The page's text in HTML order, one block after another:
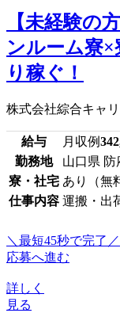
【未経験の
ンルーム寮
り稼ぐ！
株式会社綜合キャ
給与 月収例
勤務地
山口県 防
寮・社宅 あり（無
仕事内容 運搬・出
＼最短45秒で完了／
応募へ進む
詳しく
見る